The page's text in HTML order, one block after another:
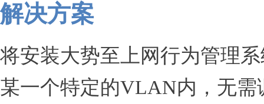
解决方案
将安装大势至上网行为管理
某一个特定的VLAN内，无